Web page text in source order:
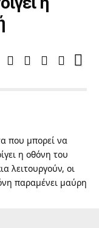
που μπορεί να
η οθόνη του
λειτουργούν, οι
παραμένει μαύρη